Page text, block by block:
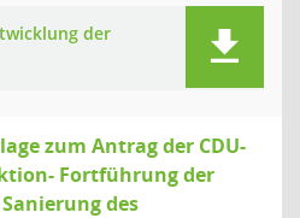
der
zum Antrag der CDU-
Fortführung der
des